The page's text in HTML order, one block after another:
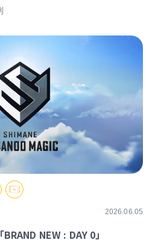
2026.06.05
NEW : DAY 0」